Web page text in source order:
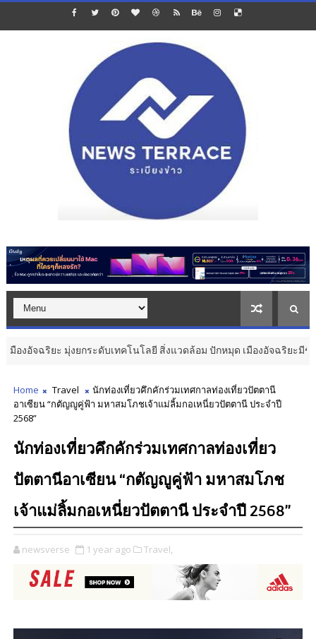
ะ มุ่งยกระดับเทคโนโลยี สิ่งแวดล้อม ปักหมุด เมืองอัจฉริยะมีชีวิต ขับเคลื่อ
Home Travel
นักท่องเที่ยวคึกคักร่วมเทศกาลท่องเที่ยวปัตตานี
อาเซียน “กตัญญูคู่ฟ้า มหาสมโภชเจ้าแม่ลิ้มกอเหนี่ยวปัตตานี ประจำปี
2568”
นักท่องเที่ยวคึกคักร่วมเทศกาลท่องเที่ยว
ปัตตานีอาเซียน “กตัญญูคู่ฟ้า มหาสมโภช
เจ้าแม่ลิ้มกอเหนี่ยวปัตตานี ประจำปี 2568”
newsverse 1 year ago Travel,